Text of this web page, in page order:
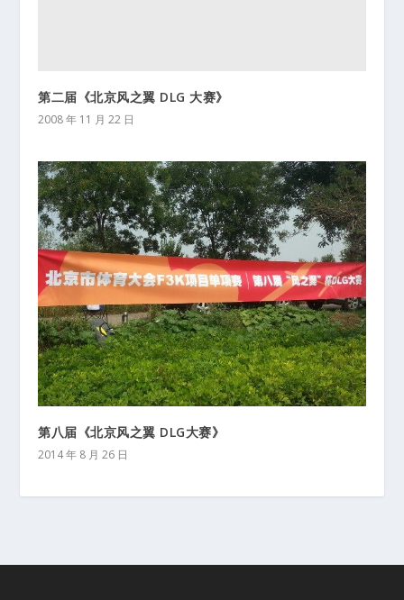
第二届《北京风之翼 DLG 大赛》
2008 年 11 月 22 日
第八届《北京风之翼 DLG大赛》
2014 年 8 月 26 日